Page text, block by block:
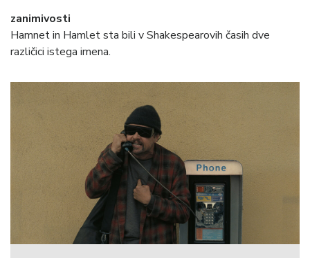
zanimivosti
Hamnet in Hamlet sta bili v Shakespearovih časih dve
različici istega imena.